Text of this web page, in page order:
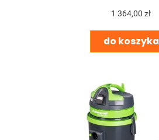
1 364,00 zł
do koszyka